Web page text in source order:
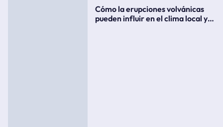
Cómo la erupciones volvánicas
pueden influir en el clima local y